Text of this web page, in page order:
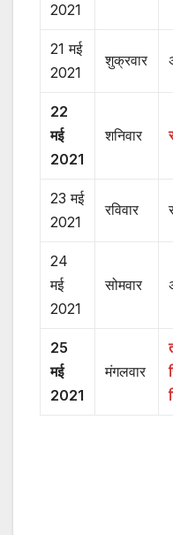
2021
21 मई
2021
शुक्रवार
22
मई
2021
शनिवार
23 मई
2021
रविवार
24
मई
2021
सोमवार
25
मई
2021
मंगलवार